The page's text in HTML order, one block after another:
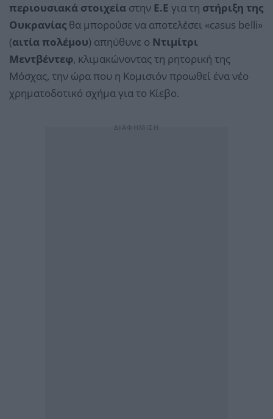
περιουσιακά στοιχεία στην Ε.Ε για τη στήριξη της
Ουκρανίας θα μπορούσε να αποτελέσει «casus belli»
(αιτία πολέμου) απηύθυνε ο Ντιμίτρι
Μεντβέντεφ, κλιμακώνοντας τη ρητορική της
Μόσχας, την ώρα που η Κομισιόν προωθεί ένα νέο
χρηματοδοτικό σχήμα για το Κίεβο.